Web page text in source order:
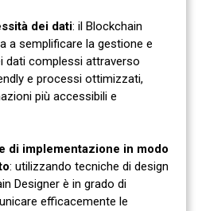
dei dati: il Blockchain
a semplificare la gestione e
dati complessi attraverso
e processi ottimizzati,
più accessibili e
di implementazione in modo
: utilizzando tecniche di design
Designer è in grado di
efficacemente le